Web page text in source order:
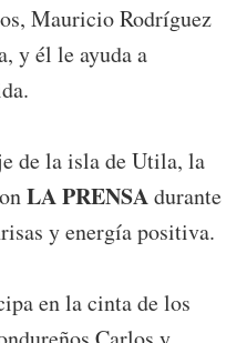
Mauricio Rodríguez
y él le ayuda a
de la isla de Utila, la
LA PRENSAdurante
y energía positiva.
en la cinta de los